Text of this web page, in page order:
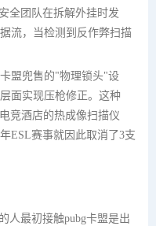
全团队在拆解外挂时发
流，当检测到反作弊扫描
盟兜售的"物理锁头"设
面实现压枪修正。这种
竞酒店的热成像扫描仪
ESL赛事就因此取消了3支
人最初接触pubg卡盟是出